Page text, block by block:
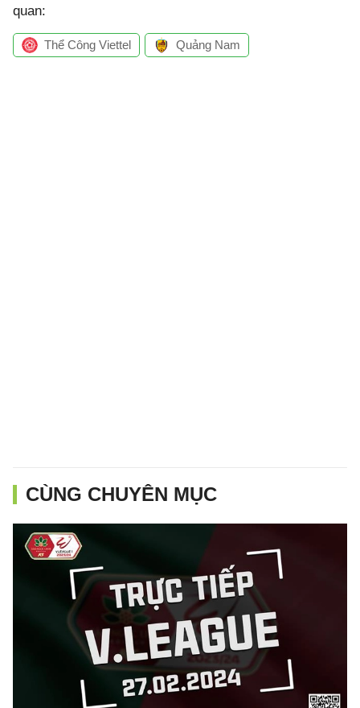
quan:
Thể Công Viettel Quảng Nam
CÙNG CHUYÊN MỤC